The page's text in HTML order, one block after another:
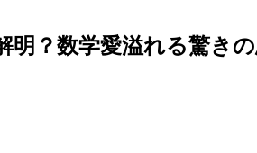
明？数学愛溢れる驚き